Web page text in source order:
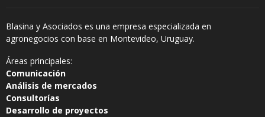
Blasina y Asociados es una empresa especializada en
agronegocios con base en Montevideo, Uruguay.
Áreas principales:
Comunicación
Análisis de mercados
Consultorías
Desarrollo de proyectos